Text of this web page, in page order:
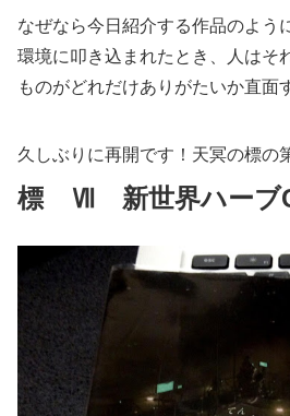
なぜなら今日紹介する作品のよう
環境に叩き込まれたとき、人はそ
ものがどれだけありがたいか直面
久しぶりに再開です！天冥の標の
標 Ⅶ 新世界ハーブC